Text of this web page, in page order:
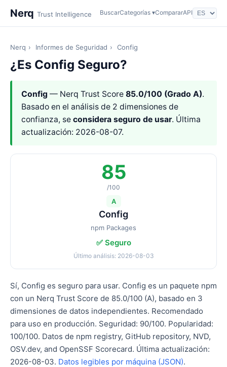
Nerq Trust Intelligence BuscarCategorías ▾CompararAPI
Nerq › Informes de Seguridad › Config
¿Es Config Seguro?
Config — Nerq Trust Score 85.0/100 (Grado A).
Basado en el análisis de 2 dimensiones de
confianza, se considera seguro de usar. Última
actualización: 2026-08-07.
85
/100
A
Config
npm Packages
✅ Seguro
Último análisis: 2026-08-03
Sí, Config es seguro para usar. Config es un paquete npm
con un Nerq Trust Score de 85.0/100 (A), basado en 3
dimensiones de datos independientes. Recomendado
para uso en producción. Seguridad: 90/100. Popularidad:
100/100. Datos de npm registry, GitHub repository, NVD,
OSV.dev, and OpenSSF Scorecard. Última actualización:
2026-08-03. Datos legibles por máquina (JSON).